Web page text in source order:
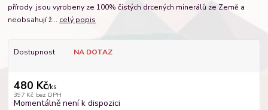
přírody jsou vyrobeny ze 100% čistých drcených minerálů ze Země a
neobsahují ž... celý popis
Dostupnost NA DOTAZ
480 Kč/ks
397 Kč bez DPH
Momentálně není k dispozici